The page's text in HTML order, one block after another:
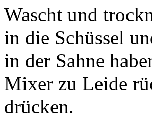
Wascht und
in die Schüssel
in der Sahne
Mixer zu Leide
drücken.